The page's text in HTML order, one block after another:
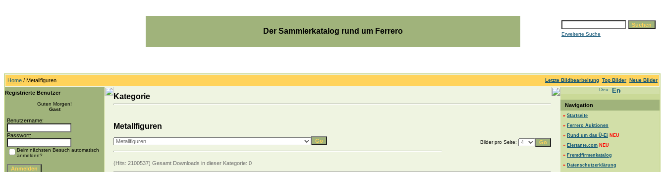
Der Sammlerkatalog rund um Ferrero Erweiterte Suche
Home / Metallfiguren Letzte Bildbearbeitung Top Bilder Neue Bilder
Registrierte Benutzer
Guten Morgen!
Gast
Benutzername:
Passwort:
Beim nächsten Besuch automatisch
anmelden?
Kategorie
Metallfiguren
Bilder pro Seite:
(Hits: 2100537) Gesamt Downloads in dieser Kategorie: 0
Navigation
» Startseite
» Ferrero Auktionen
» Rund um das Ü-Ei NEU
» Eiertante.com NEU
» Fremdfirmenkatalog
» Datenschutzerklärung